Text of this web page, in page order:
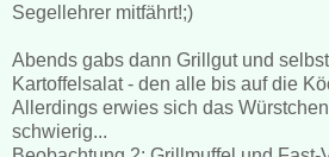
Segellehrer mitfährt!;)
Abends gabs dann Grillgut und
Kartoffelsalat - den alle bis auf die
Allerdings erwies sich das
schwierig...